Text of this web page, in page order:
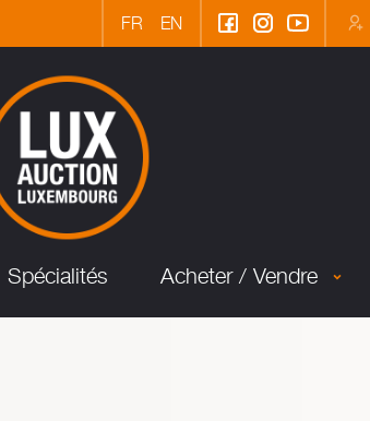
FR EN
Spécialités Acheter / Vendre